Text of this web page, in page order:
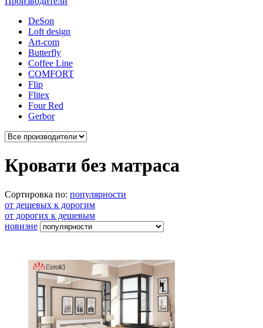
DeSon
Loft design
Art-com
Butterfly
Coffee Line
COMFORT
Flip
Flitex
Four Red
Gerbor
Кровати без матраса
Сортировка по: популярности
от дешевых к дорогим
от дорогих к дешевым
новизне